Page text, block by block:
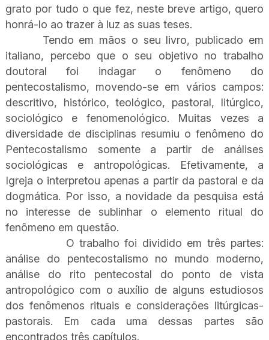
grato por tudo o que fez, neste breve artigo, quero
honrá-lo ao trazer à luz as suas teses.
Tendo em mãos o seu livro, publicado em
italiano, percebo que o seu objetivo no trabalho
doutoral foi indagar o fenômeno do
pentecostalismo, movendo-se em vários campos:
descritivo, histórico, teológico, pastoral, litúrgico,
sociológico e fenomenológico. Muitas vezes a
diversidade de disciplinas resumiu o fenômeno do
Pentecostalismo somente a partir de análises
sociológicas e antropológicas. Efetivamente, a
Igreja o interpretou apenas a partir da pastoral e da
dogmática. Por isso, a novidade da pesquisa está
no interesse de sublinhar o elemento ritual do
fenômeno em questão.
O trabalho foi dividido em três partes:
análise do pentecostalismo no mundo moderno,
análise do rito pentecostal do ponto de vista
antropológico com o auxílio de alguns estudiosos
dos fenômenos rituais e considerações litúrgicas-
pastorais. Em cada uma dessas partes são
encontrados três capítulos.